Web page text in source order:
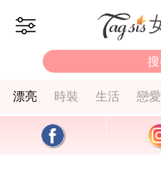
漂亮 時裝 生活 戀愛